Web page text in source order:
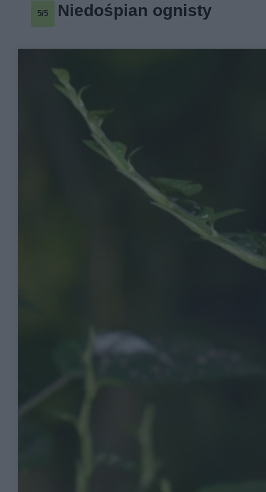
5/5 Niedośpian ognisty